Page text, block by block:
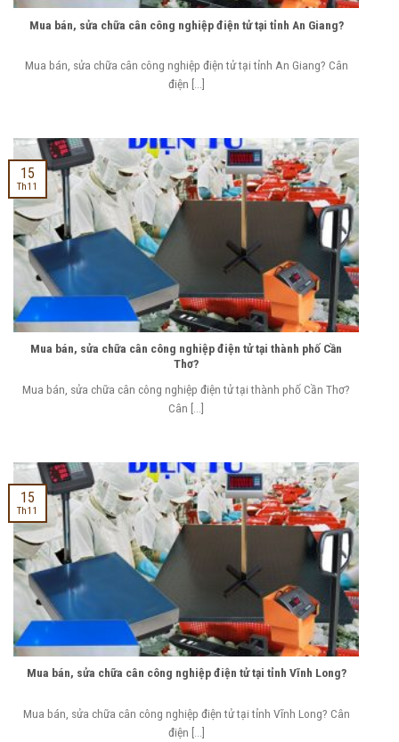
Mua bán, sửa chữa cân công nghiệp điện tử tại tỉnh An Giang?
Mua bán, sửa chữa cân công nghiệp điện tử tại tỉnh An Giang? Cân
điện [...]
Mua bán, sửa chữa cân công nghiệp điện tử tại thành phố Cần
Thơ?
Mua bán, sửa chữa cân công nghiệp điện tử tại thành phố Cần Thơ?
Cân [...]
15
Th11
Mua bán, sửa chữa cân công nghiệp điện tử tại tỉnh Vĩnh Long?
Mua bán, sửa chữa cân công nghiệp điện tử tại tỉnh Vĩnh Long? Cân
điện [...]
15
Th11